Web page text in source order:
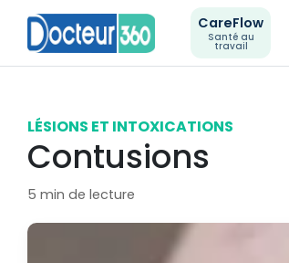
CareFlow
Santé au
travail
LÉSIONS ET INTOXICATIONS
Contusions
5 min de lecture